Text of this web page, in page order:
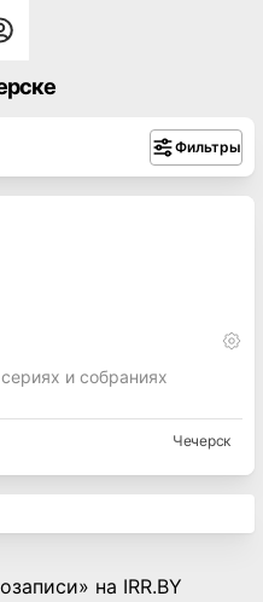
Фильтры
и собраниях
Чечерск
на IRR.BY